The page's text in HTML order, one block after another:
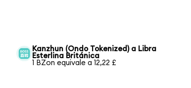
Kanzhun (Ondo Tokenized) a Libra
Esterlina Británica
1 BZon equivale a 12,22 £